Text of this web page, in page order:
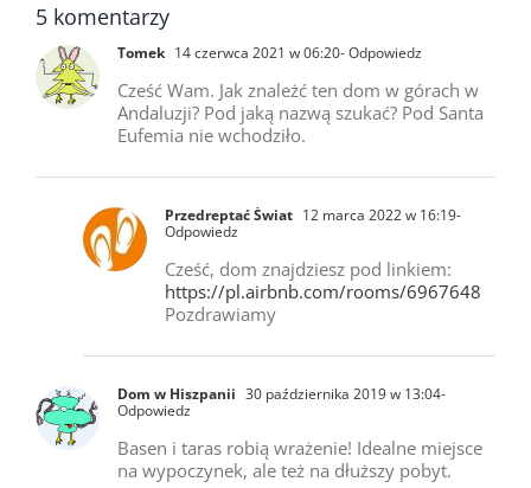
5 komentarzy
Tomek 14 czerwca 2021 w 06:20- Odpowiedz
Cześć Wam. Jak znależć ten dom w górach w
Andaluzji? Pod jaką nazwą szukać? Pod Santa
Eufemia nie wchodziło.
Przedreptać Świat 12 marca 2022 w 16:19-
Odpowiedz
Cześć, dom znajdziesz pod linkiem:
https://pl.airbnb.com/rooms/6967648
Pozdrawiamy
Dom w Hiszpanii 30 października 2019 w 13:04-
Odpowiedz
Basen i taras robią wrażenie! Idealne miejsce
na wypoczynek, ale też na dłuższy pobyt.